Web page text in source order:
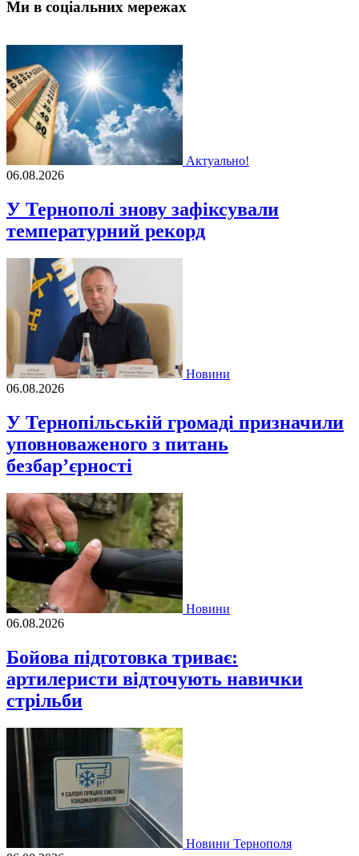
Ми в соціальних мережах
Актуально!
06.08.2026
У Тернополі знову зафіксували
температурний рекорд
Новини
06.08.2026
У Тернопільській громаді призначили
уповноваженого з питань
безбар’єрності
Новини
06.08.2026
Бойова підготовка триває:
артилеристи відточують навички
стрільби
Новини Тернополя